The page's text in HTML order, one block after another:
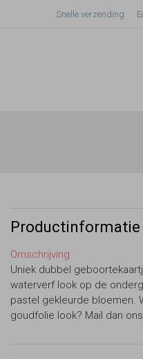
Snelle verzending
Productinformatie
Omschrijving
Uniek dubbel
waterverf look op de
pastel gekleurde bloemen.
goudfolie look? Mail dan